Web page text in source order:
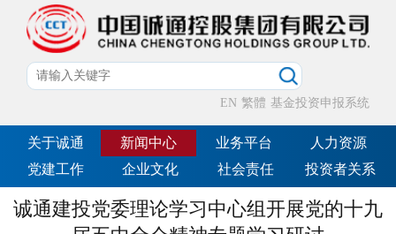
EN 繁體 基金投资申报系统
关于诚通 新闻中心 业务平台
人力资源
党建工作
企业文化 社会责任 投资者关系
诚通建投党委理论学习中心组开展党的十九